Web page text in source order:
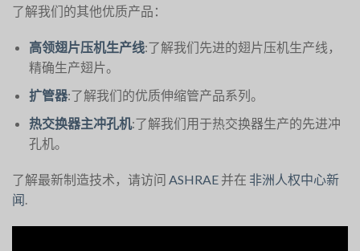
了解我们的其他优质产品：
高领翅片压机生产线:了解我们先进的翅片压机生产线，
精确生产翅片。
扩管器:了解我们的优质伸缩管产品系列。
热交换器主冲孔机:了解我们用于热交换器生产的先进冲
孔机。
了解最新制造技术，请访问 ASHRAE 并在 非洲人权中心新
闻.